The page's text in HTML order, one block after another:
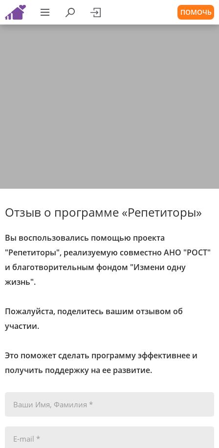
ПОМОЧЬ
Отзыв о программе «Репетиторы»
Вы воспользовались помощью проекта
"Репетиторы", реализуемую совместно АНО "РОСТ"
и благотворительным фондом "Измени одну
жизнь".
Пожалуйста, поделитесь вашим отзывом об
участии.
Это поможет сделать программу эффективнее и
получить поддержку на ее развитие.